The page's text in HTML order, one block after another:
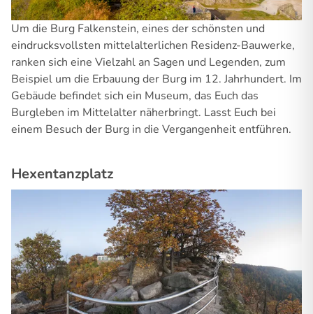
Um die Burg Falkenstein, eines der schönsten und
eindrucksvollsten mittelalterlichen Residenz-Bauwerke,
ranken sich eine Vielzahl an Sagen und Legenden, zum
Beispiel um die Erbauung der Burg im 12. Jahrhundert. Im
Gebäude befindet sich ein Museum, das Euch das
Burgleben im Mittelalter näherbringt. Lasst Euch bei
einem Besuch der Burg in die Vergangenheit entführen.
Hexentanzplatz